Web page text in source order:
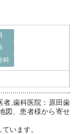
科
者,歯科医院：原田歯
図、患者様から寄せ
います。